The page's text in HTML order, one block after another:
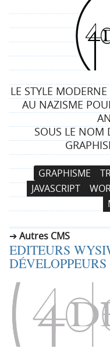
LE STYLE
AU NAZISME
SOUS LE NOM
N
a
v
i
a
t
i
n
r
A
l
l
e
a
u
c
n
e
n
GRAPHISME
JAVASCRIPT
Autres CMS
EDITEURS